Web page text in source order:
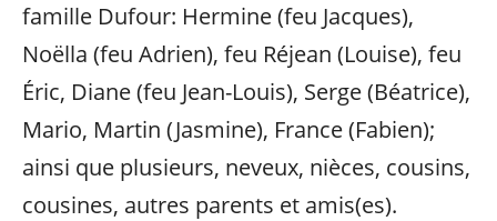
famille Dufour: Hermine (feu Jacques),
Noëlla (feu Adrien), feu Réjean (Louise), feu
Éric, Diane (feu Jean-Louis), Serge (Béatrice),
Mario, Martin (Jasmine), France (Fabien);
ainsi que plusieurs, neveux, nièces, cousins,
cousines, autres parents et amis(es).